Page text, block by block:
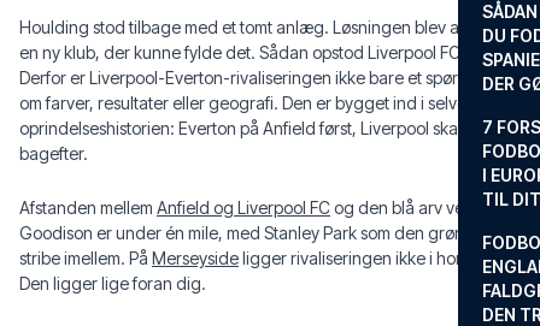
DU
DER
7
I
TIL
DEN
Houlding stod tilbage med et tomt anlæg. Løsningen blev at skabe
en ny klub, der kunne fylde det. Sådan opstod Liverpool FC i 1892.
Derfor er Liverpool-Everton-rivaliseringen ikke bare et spørgsmål
om farver, resultater eller geografi. Den er bygget ind i selve
oprindelseshistorien: Everton på Anfield først, Liverpool skabt
bagefter.
Afstanden mellem Anfield og Liverpool FCog den blå arv ved
Goodison er under én mile, med Stanley Park som den grønne
stribe imellem. På Merseysideligger rivaliseringen ikke i horisonten.
Den ligger lige foran dig.